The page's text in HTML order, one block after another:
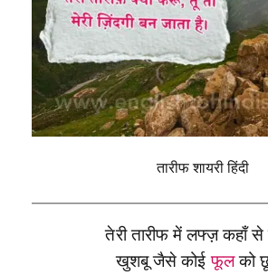
तारीफ शायरी हिंदी
तेरी तारीफ में लफ्ज़ कहाँ
खुशबू जैसे कोईफूलको